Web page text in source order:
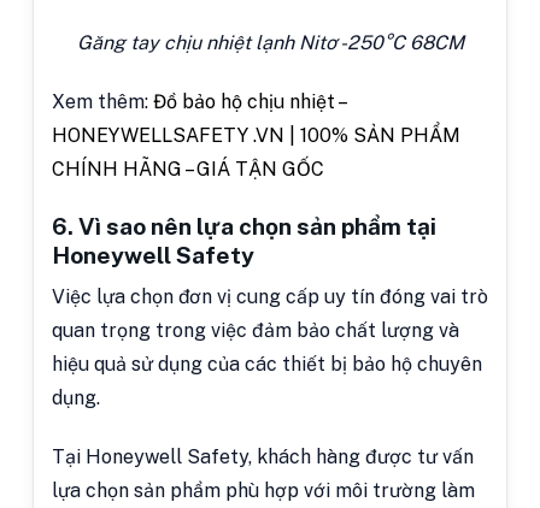
Găng tay chịu nhiệt lạnh Nitơ -250°C 68CM
Xem thêm: Đồ bảo hộ chịu nhiệt –
HONEYWELLSAFETY .VN | 100% SẢN PHẨM
CHÍNH HÃNG – GIÁ TẬN GỐC
6. Vì sao nên lựa chọn sản phẩm tại
Honeywell Safety
Việc lựa chọn đơn vị cung cấp uy tín đóng vai trò
quan trọng trong việc đảm bảo chất lượng và
hiệu quả sử dụng của các thiết bị bảo hộ chuyên
dụng.
Tại Honeywell Safety, khách hàng được tư vấn
lựa chọn sản phẩm phù hợp với môi trường làm